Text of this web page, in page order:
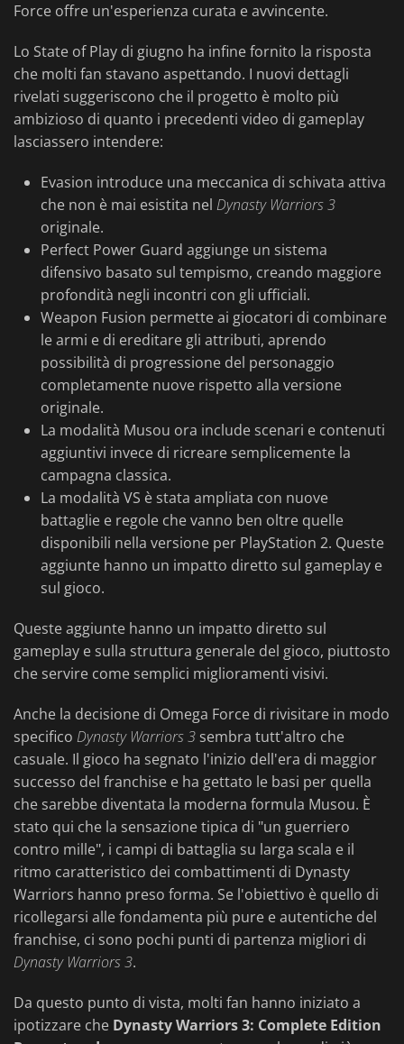
Force offre un'esperienza curata e avvincente.
Lo State of Play di giugno ha infine fornito la risposta
che molti fan stavano aspettando. I nuovi dettagli
rivelati suggeriscono che il progetto è molto più
ambizioso di quanto i precedenti video di gameplay
lasciassero intendere:
Evasion introduce una meccanica di schivata attiva
che non è mai esistita nel Dynasty Warriors 3
originale.
Perfect Power Guard aggiunge un sistema
difensivo basato sul tempismo, creando maggiore
profondità negli incontri con gli ufficiali.
Weapon Fusion permette ai giocatori di combinare
le armi e di ereditare gli attributi, aprendo
possibilità di progressione del personaggio
completamente nuove rispetto alla versione
originale.
La modalità Musou ora include scenari e contenuti
aggiuntivi invece di ricreare semplicemente la
campagna classica.
La modalità VS è stata ampliata con nuove
battaglie e regole che vanno ben oltre quelle
disponibili nella versione per PlayStation 2. Queste
aggiunte hanno un impatto diretto sul gameplay e
sul gioco.
Queste aggiunte hanno un impatto diretto sul
gameplay e sulla struttura generale del gioco, piuttosto
che servire come semplici miglioramenti visivi.
Anche la decisione di Omega Force di rivisitare in modo
specifico Dynasty Warriors 3 sembra tutt'altro che
casuale. Il gioco ha segnato l'inizio dell'era di maggior
successo del franchise e ha gettato le basi per quella
che sarebbe diventata la moderna formula Musou. È
stato qui che la sensazione tipica di "un guerriero
contro mille", i campi di battaglia su larga scala e il
ritmo caratteristico dei combattimenti di Dynasty
Warriors hanno preso forma. Se l'obiettivo è quello di
ricollegarsi alle fondamenta più pure e autentiche del
franchise, ci sono pochi punti di partenza migliori di
Dynasty Warriors 3.
Da questo punto di vista, molti fan hanno iniziato a
ipotizzare che Dynasty Warriors 3: Complete Edition